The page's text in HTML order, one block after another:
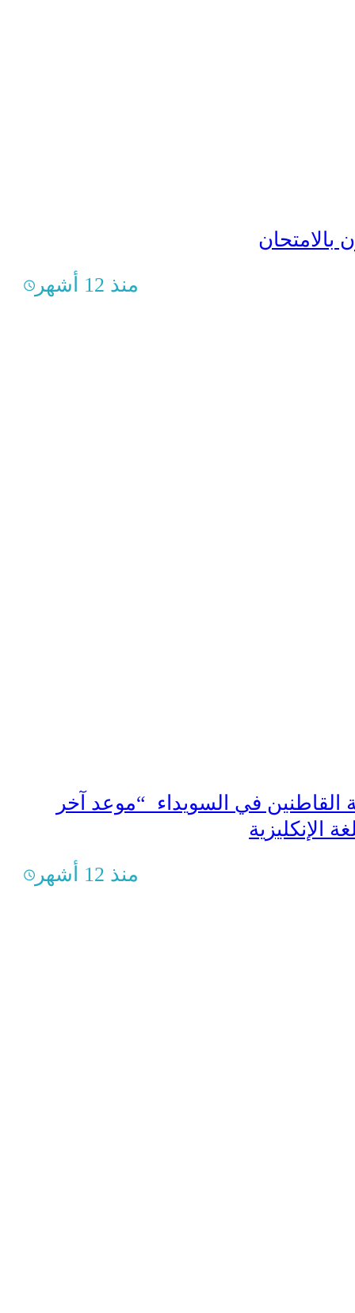
بالامتحان
منذ 12 أشهر
القاطنين في السويداء “موعد آخر
منذ 12 أشهر